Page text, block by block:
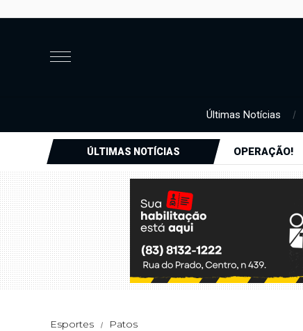
Últimas Notícias
ÚLTIMAS NOTÍCIAS OPERAÇÃO!
Esportes Patos